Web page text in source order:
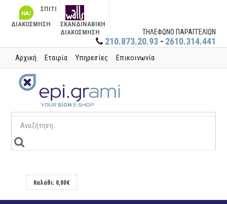
ΣΠΙΤΙ
ΔΙΑΚΟΣΜΗΣΗ
ΣΚΑΝΔΙΝΑΒΙΚΗ
ΔΙΑΚΟΣΜΗΣΗ
ΤΗΛΕΦΩΝΟ ΠΑΡΑΓΓΕΛΙΩΝ
210.873.20.93 - 2610.314.441
Αρχική Εταιρία Υπηρεσίες Επικοινωνία
Καλάθι: 0,00€